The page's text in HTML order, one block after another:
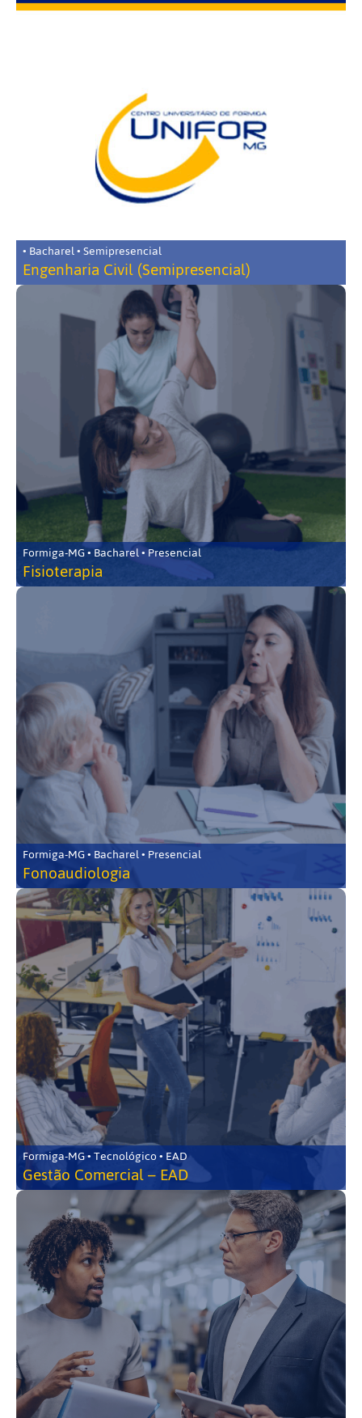
• Bacharel • Semipresencial
Engenharia Civil (Semipresencial)
Formiga-MG • Bacharel • Presencial
Fisioterapia
Formiga-MG • Bacharel • Presencial
Fonoaudiologia
Formiga-MG • Tecnológico • EAD
Gestão Comercial – EAD